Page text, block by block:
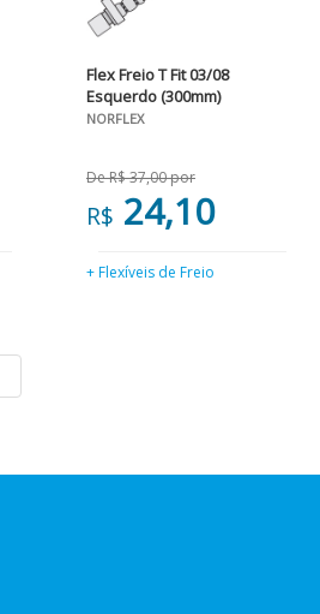
Flex Freio T Fit 03/08
Esquerdo (300mm)
NORFLEX
De R$ 37,00 por
R$ 24,10
+ Flexíveis de Freio